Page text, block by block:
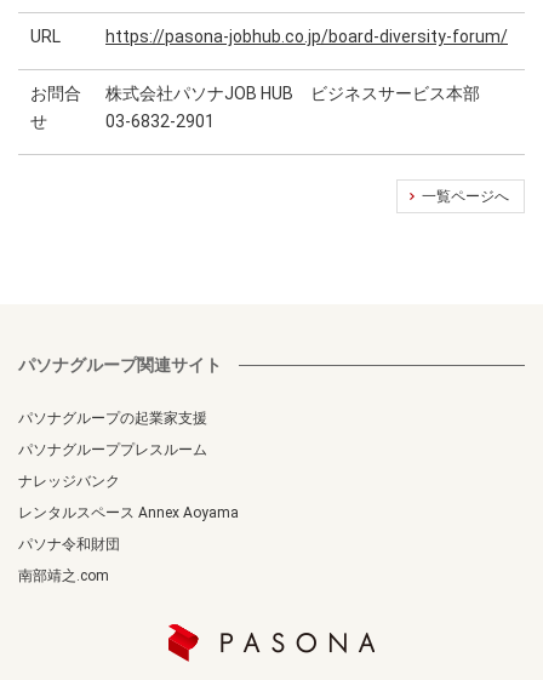
URL https://pasona-jobhub.co.jp/board-diversity-forum/
お問合
せ
株式会社パソナJOB HUB ビジネスサービス本部
03-6832-2901
一覧ページへ
パソナグループ関連サイト
パソナグループの起業家支援
パソナグループプレスルーム
ナレッジバンク
レンタルスペース Annex Aoyama
パソナ令和財団
南部靖之.com